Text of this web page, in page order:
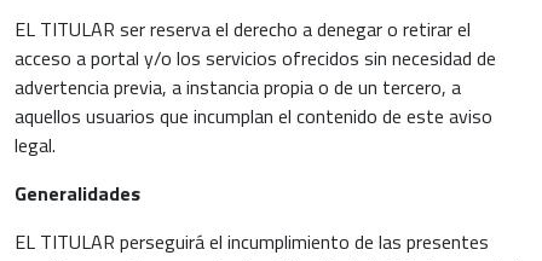
EL TITULAR ser reserva el derecho a denegar o retirar el
acceso a portal y/o los servicios ofrecidos sin necesidad de
advertencia previa, a instancia propia o de un tercero, a
aquellos usuarios que incumplan el contenido de este aviso
legal.
Generalidades
EL TITULAR perseguirá el incumplimiento de las presentes